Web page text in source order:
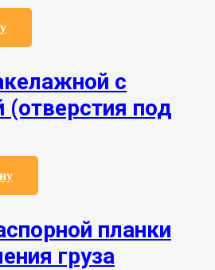
с
(отверстия под
планки
груза